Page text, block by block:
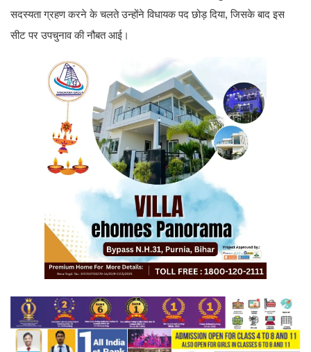
सदस्यता ग्रहण करने के चलते उन्होंने विधायक पद छोड़ दिया, जिसके बाद इस
सीट पर उपचुनाव की नौबत आई।